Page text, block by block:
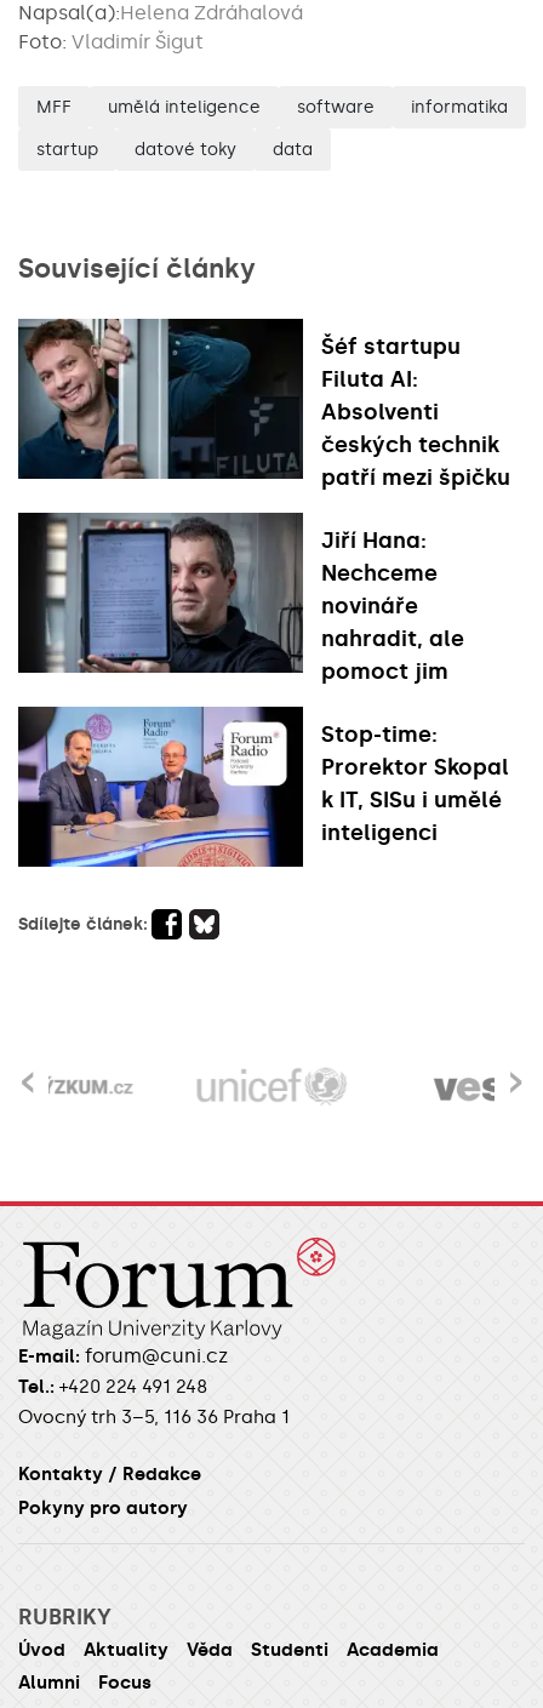
Napsal(a):Helena Zdráhalová
Foto: Vladimír Šigut
MFF umělá inteligence software informatika
startup datové toky data
Související články
Šéf startupu
Filuta AI:
Absolventi
českých technik
patří mezi špičku
Jiří Hana:
Nechceme
novináře
nahradit, ale
pomoct jim
Stop-time:
Prorektor Skopal
k IT, SISu i umělé
inteligenci
Sdílejte článek:
›
‹
E-mail: forum@cuni.cz
Tel.: +420 224 491 248
Ovocný trh 3–5, 116 36 Praha 1
Kontakty / Redakce
Pokyny pro autory
RUBRIKY
Úvod Aktuality Věda Studenti
Academia
Alumni
Focus